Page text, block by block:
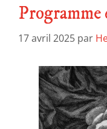
17 avril 2025 par